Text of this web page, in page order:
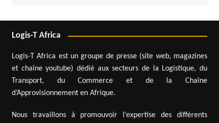
Logis-T Africa
Logis-T Africa est un groupe de presse (site web, magazines
et chaîne youtube) dédié aux secteurs de la Logistique, du
Transport, du Commerce et de la Chaîne
d’Approvisionnement en Afrique.
Nous travaillons à promouvoir l’expertise des différents